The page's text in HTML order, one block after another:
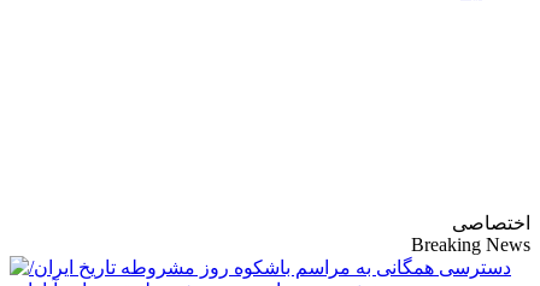
اختصاصی
Breaking News